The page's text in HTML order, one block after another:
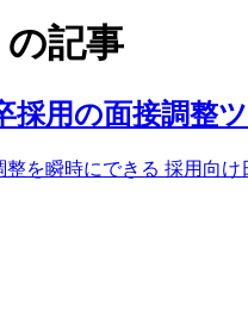
の記事
用の面接調整ツ
整を瞬時にできる 採⽤向け